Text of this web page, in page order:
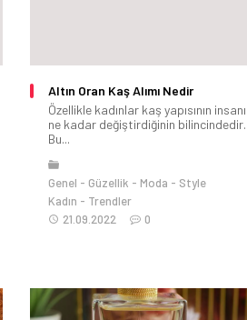
Altın Oran Kaş Alımı Nedir
Özellikle kadınlar kaş yapısının insanı
ne kadar değiştirdiğinin bilincindedir.
Bu...
Genel Güzellik Moda
Style
Kadın
Trendler
21.09.2022
0